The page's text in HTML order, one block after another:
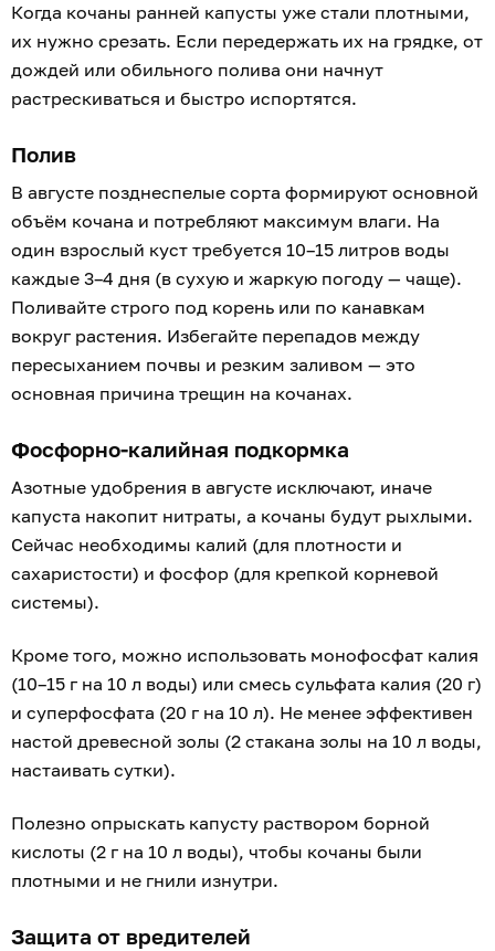
Когда кочаны ранней капусты уже стали плотными,
их нужно срезать. Если передержать их на грядке, от
дождей или обильного полива они начнут
растрескиваться и быстро испортятся.
Полив
В августе позднеспелые сорта формируют основной
объём кочана и потребляют максимум влаги. На
один взрослый куст требуется 10–15 литров воды
каждые 3–4 дня (в сухую и жаркую погоду — чаще).
Поливайте строго под корень или по канавкам
вокруг растения. Избегайте перепадов между
пересыханием почвы и резким заливом — это
основная причина трещин на кочанах.
Фосфорно-калийная подкормка
Азотные удобрения в августе исключают, иначе
капуста накопит нитраты, а кочаны будут рыхлыми.
Сейчас необходимы калий (для плотности и
сахаристости) и фосфор (для крепкой корневой
системы).
Кроме того, можно использовать монофосфат калия
(10–15 г на 10 л воды) или смесь сульфата калия (20 г)
и суперфосфата (20 г на 10 л). Не менее эффективен
настой древесной золы (2 стакана золы на 10 л воды,
настаивать сутки).
Полезно опрыскать капусту раствором борной
кислоты (2 г на 10 л воды), чтобы кочаны были
плотными и не гнили изнутри.
Защита от вредителей